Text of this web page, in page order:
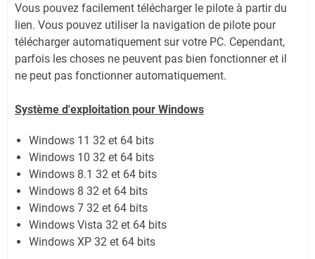
Vous pouvez facilement télécharger le pilote à partir du
lien. Vous pouvez utiliser la navigation de pilote pour
télécharger automatiquement sur votre PC. Cependant,
parfois les choses ne peuvent pas bien fonctionner et il
ne peut pas fonctionner automatiquement.
Système d'exploitation pour Windows
Windows 11 32 et 64 bits
Windows 10 32 et 64 bits
Windows 8.1 32 et 64 bits
Windows 8 32 et 64 bits
Windows 7 32 et 64 bits
Windows Vista 32 et 64 bits
Windows XP 32 et 64 bits